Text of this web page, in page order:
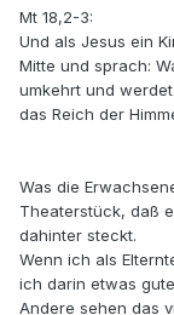
Mt 18,2-3:
Und als Jesus ein
Mitte und sprach:
umkehrt und
das Reich der
Was die
Theaterstück, daß
dahinter steckt.
Wenn ich als
ich darin etwas
Andere sehen das